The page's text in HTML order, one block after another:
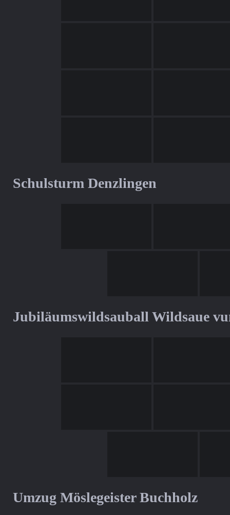
Schulsturm Denzlingen
Jubiläumswildsauball Wildsaue
Umzug Möslegeister Buchholz